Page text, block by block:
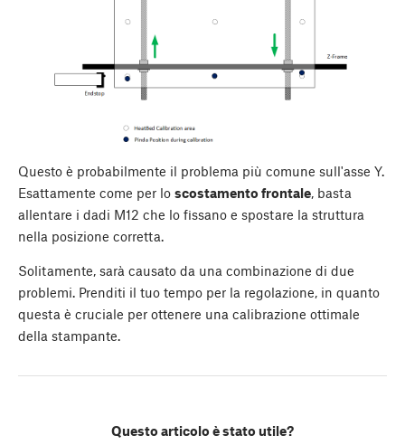
Questo è probabilmente il problema più comune sull'asse Y.
Esattamente come per lo scostamento frontale , basta
allentare i dadi M12 che lo fissano e spostare la struttura
nella posizione corretta.
Solitamente, sarà causato da una combinazione di due
problemi. Prenditi il tuo tempo per la regolazione, in quanto
questa è cruciale per ottenere una calibrazione ottimale
della stampante.
Questo articolo è stato utile?